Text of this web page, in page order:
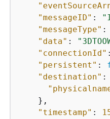
"messageID" :
"messageType" :
"data" :
"connectionId"
"persistent" :
"destination" :
    },
"timestamp" :